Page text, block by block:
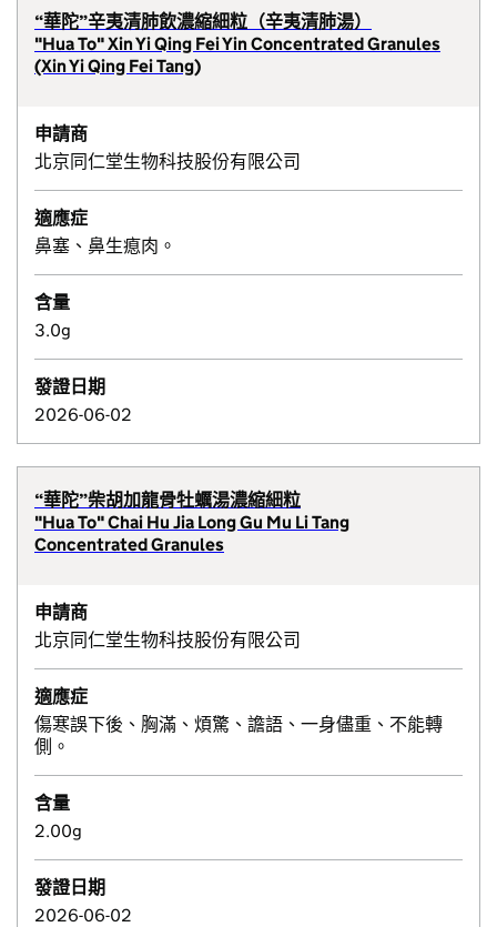
“華陀”辛夷清肺飲濃縮細粒（辛夷清肺湯）
"Hua To" Xin Yi Qing Fei Yin Concentrated Granules
(Xin Yi Qing Fei Tang)
申請商
北京同仁堂生物科技股份有限公司
適應症
鼻塞、鼻生瘜肉。
含量
3.0g
發證日期
2026-06-02
“華陀”柴胡加龍骨牡蠣湯濃縮細粒
"Hua To" Chai Hu Jia Long Gu Mu Li Tang
Concentrated Granules
申請商
北京同仁堂生物科技股份有限公司
適應症
傷寒誤下後、胸滿、煩驚、譫語、一身儘重、不能轉
側。
含量
2.00g
發證日期
2026-06-02